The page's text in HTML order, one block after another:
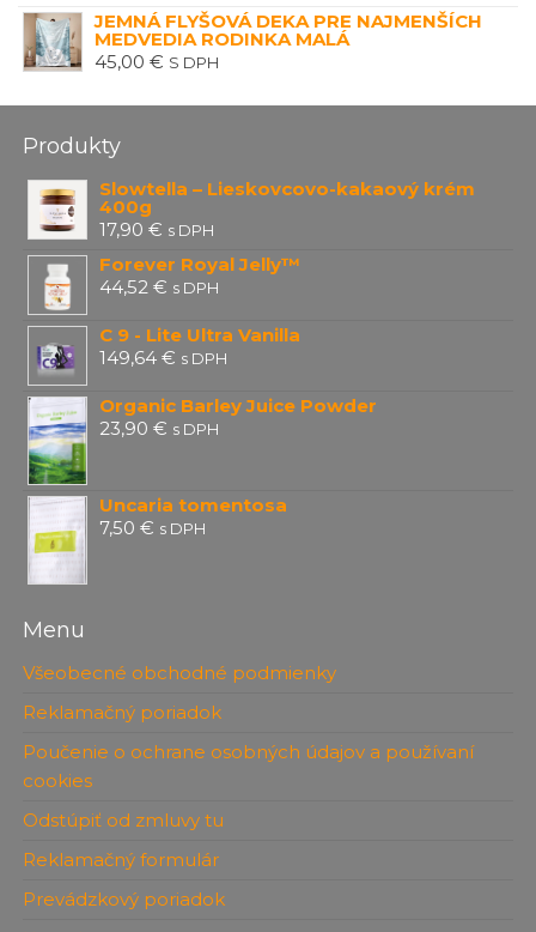
JEMNÁ FLYŠOVÁ DEKA PRE NAJMENŠÍCH
MEDVEDIA RODINKA MALÁ
45,00 € S DPH
Produkty
Slowtella – Lieskovcovo-kakaový krém
400g
17,90€ s DPH
Forever Royal Jelly™
44,52€ s DPH
C 9 - Lite Ultra Vanilla
149,64€ s DPH
Organic Barley Juice Powder
23,90€ s DPH
Uncaria tomentosa
7,50€ s DPH
Menu
Všeobecné obchodné podmienky
Reklamačný poriadok
Poučenie o ochrane osobných údajov a používaní
cookies
Odstúpiť od zmluvy tu
Reklamačný formulár
Prevádzkový poriadok